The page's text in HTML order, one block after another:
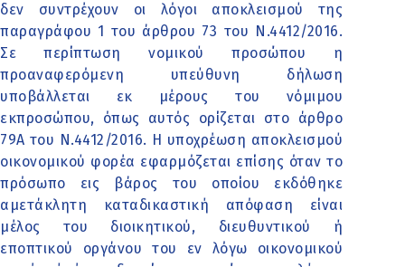
δεν συντρέχουν οι λόγοι αποκλεισμού της
παραγράφου 1 του άρθρου 73 του Ν.4412/2016.
Σε περίπτωση νομικού προσώπου η
προαναφερόμενη υπεύθυνη δήλωση
υποβάλλεται εκ μέρους του νόμιμου
εκπροσώπου, όπως αυτός ορίζεται στο άρθρο
79Α του Ν.4412/2016. Η υποχρέωση αποκλεισμού
οικονομικού φορέα εφαρμόζεται επίσης όταν το
πρόσωπο εις βάρος του οποίου εκδόθηκε
αμετάκλητη καταδικαστική απόφαση είναι
μέλος του διοικητικού, διευθυντικού ή
εποπτικού οργάνου του εν λόγω οικονομικού